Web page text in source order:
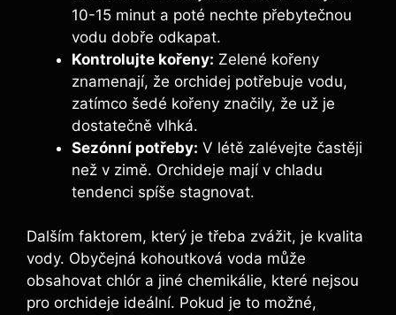
10-15 minut a poté nechte přebytečnou
vodu dobře odkapat.
Kontrolujte kořeny: Zelené kořeny
znamenají, že orchidej potřebuje vodu,
zatímco šedé kořeny značily, že už je
dostatečně vlhká.
Sezónní potřeby: V létě zalévejte častěji
než v zimě. Orchideje mají v chladu
tendenci spíše stagnovat.
Dalším faktorem, který je třeba zvážit, je kvalita
vody. Obyčejná kohoutková voda může
obsahovat chlór a jiné chemikálie, které nejsou
pro orchideje ideální. Pokud je to možné,